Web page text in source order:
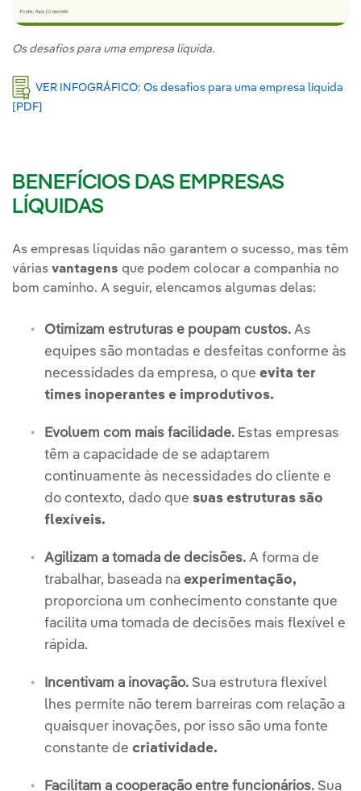
Os desafios para uma empresa líquida.
VER INFOGRÁFICO: Os desafios para uma empresa líquida
[PDF]
BENEFÍCIOS DAS EMPRESAS
LÍQUIDAS
As empresas líquidas não garantem o sucesso, mas têm
várias vantagens que podem colocar a companhia no
bom caminho. A seguir, elencamos algumas delas:
Otimizam estruturas e poupam custos. As
equipes são montadas e desfeitas conforme às
necessidades da empresa, o que evita ter
times inoperantes e improdutivos.
Evoluem com mais facilidade. Estas empresas
têm a capacidade de se adaptarem
continuamente às necessidades do cliente e
do contexto, dado que suas estruturas são
flexíveis.
Agilizam a tomada de decisões. A forma de
trabalhar, baseada na experimentação,
proporciona um conhecimento constante que
facilita uma tomada de decisões mais flexível e
rápida.
Incentivam a inovação. Sua estrutura flexível
lhes permite não terem barreiras com relação a
quaisquer inovações, por isso são uma fonte
constante de criatividade.
Facilitam a cooperação entre funcionários. Sua